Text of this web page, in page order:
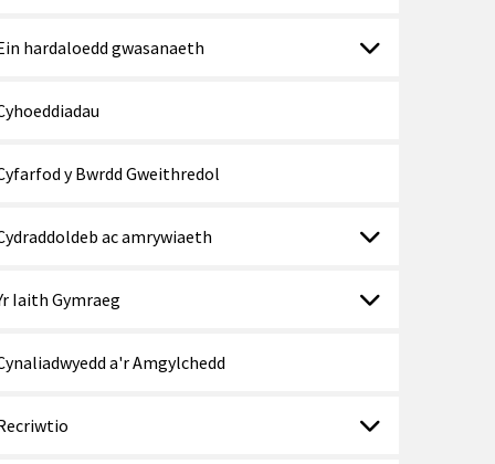
hardaloedd gwasanaeth
y Bwrdd Gweithredol
ac amrywiaeth
Iaith Gymraeg
a'r Amgylchedd